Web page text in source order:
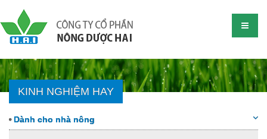
KINH NGHIỆM HAY
Dành cho nhà nông